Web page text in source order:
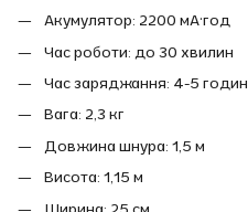
Акумулятор: 2200 мА·год
Час роботи: до 30 хвилин
Час заряджання: 4-5 годин
Вага: 2,3 кг
Довжина шнура: 1,5 м
Висота: 1,15 м